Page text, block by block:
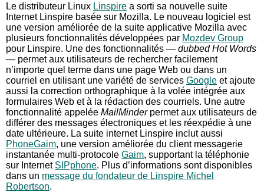
Le distributeur Linux Linspire a sorti sa nouvelle suite
Internet Linspire basée sur Mozilla. Le nouveau logiciel est
une version améliorée de la suite applicative Mozilla avec
plusieurs fonctionnalités développées par Mozdev Group
pour Linspire. Une des fonctionnalités — dubbed Hot Words
— permet aux utilisateurs de rechercher facilement
n’importe quel terme dans une page Web ou dans un
courriel en utilisant une variété de services Google et ajoute
aussi la correction orthographique à la volée intégrée aux
formulaires Web et à la rédaction des courriels. Une autre
fonctionnalité appelée MailMinderpermet aux utilisateurs de
différer des messages électroniques et les réexpédie à une
date ultérieure. La suite internet Linspire inclut aussi
PhoneGaim, une version améliorée du client messagerie
instantanée multi-protocole Gaim, supportant la téléphonie
sur Internet SIPphone. Plus d’informations sont disponibles
dans un message du fondateur de Linspire Michel
Robertson.